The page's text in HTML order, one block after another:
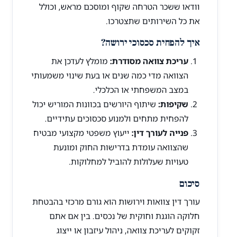
וודאו ששכר הטרחה שקוף ומוסכם מראש, וכולל
את כל השירותים שתצטרכו.
איך להפחית סכסוכי ירושה?
עריכת צוואה מסודרת: מומלץ לעדכן את
הצוואה מדי כמה שנים או בעת שינוי משמעותי
במצב המשפחתי או הכלכלי.
שקיפות: שיתוף היורשים בכוונות המוריש יכול
להפחית מתחים ולמנוע סכסוכים עתידיים.
פנייה לעורך דין: ייעוץ משפטי מקצועי מבטיח
שהצוואה עומדת בדרישות החוק ומונעת
טעויות שעלולות להוביל למחלוקות.
סיכום
עורך דין צוואות וירושות הוא גורם מרכזי בהבטחת
חלוקה הוגנת וחוקית של נכסים. בין אם אתם
זקוקים לעריכת צוואה, ניהול עיזבון או ייצוג